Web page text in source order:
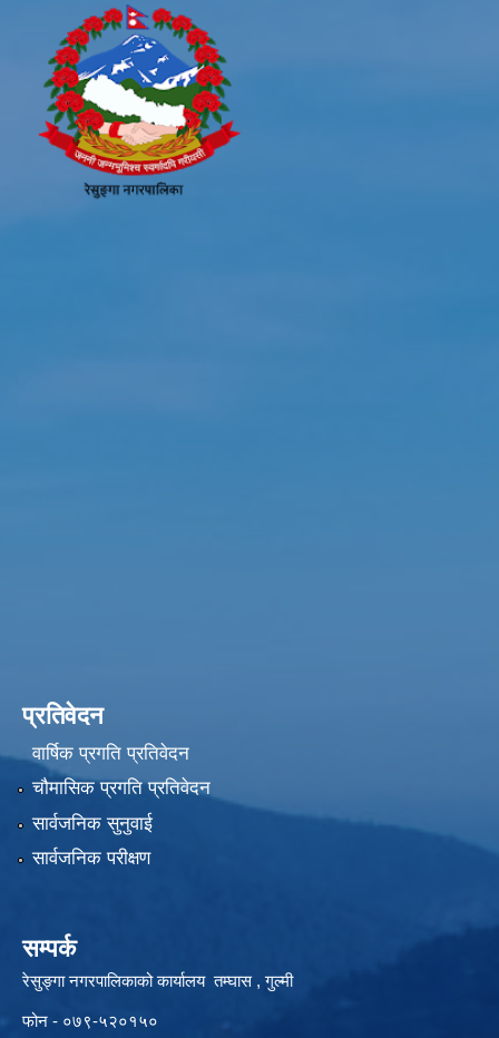
प्रतिवेदन
वार्षिक प्रगति प्रतिवेदन
चौमासिक प्रगति प्रतिवेदन
सार्वजनिक सुनुवाई
सार्वजनिक परीक्षण
सम्पर्क
रेसुङ्गा नगरपालिकाको कार्यालय तम्घास , गुल्मी
फोन - ०७९-५२०१५०